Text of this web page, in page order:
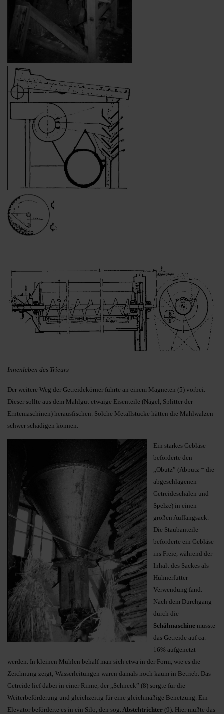
Innenleben des Trieurs
Der weitere Weg der Getreidekörner führte an einem Magneten (5) vorbei.
Dieser sollte aus dem Mahlgut etwaige Eisenteile (Nägel, Splitter der
Erntemaschinen) herausfischen. Solche Metallstücke hätten die Mahlwalzen
schwer schädigen können.
Ein starkes Gebläse
beförderte den
„Obutz” (Abputz = die
abgeschlagenen
Getreideschalen und
Spelze) in einen
großen Auffangsack.
Die Staubanteile
beförderte ein Gebläse
ins Freie, während der
Inhalt des Sackes als
Hühnerfutter
Verwendung fand.
Nach dem Durchgang
durch die
Schälmaschine musste
das Getreide auf ca.
16% aufgenetzt
werden. In kleinen Mühlen behalf man sich etwa in der Form, wie es die
Zeichnung zeigt; Wasserleitungen waren damals noch kaum in Betrieb. Das
Getreide lief dabei in einer Rinne, der „Schneck” (8) sorgte für die
Weiterbeförderung und gleichzeitig für eine gleichmäßige Benetzung. Ein
Elevator beförderte es in ein Silo, den sog. Abstehtrichter (9). Hier mußte das